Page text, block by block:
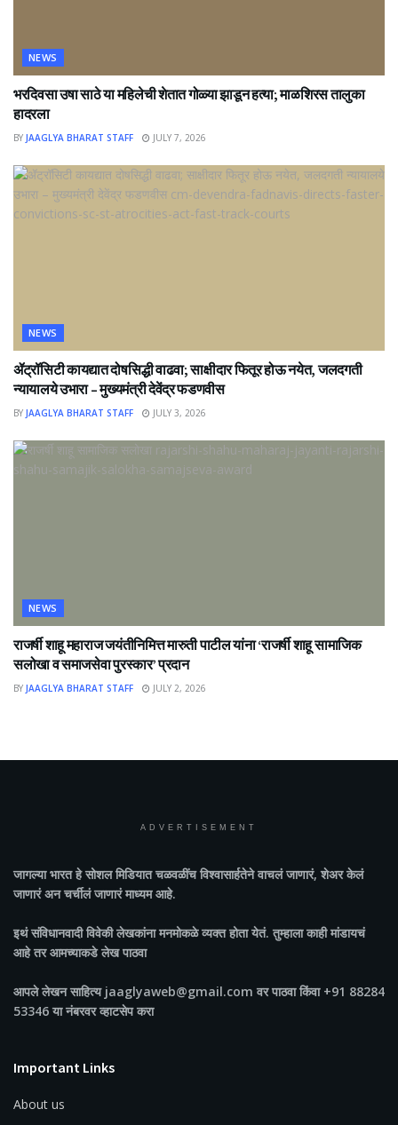
NEWS
भरदिवसा उषा साठे या महिलेची शेतात गोळ्या झाडून हत्या; माळशिरस तालुका
हादरला
BY JAAGLYA BHARAT STAFF JULY 7, 2026
NEWS
ॲट्रॉसिटी कायद्यात दोषसिद्धी वाढवा; साक्षीदार फितूर होऊ नयेत, जलदगती
न्यायालये उभारा – मुख्यमंत्री देवेंद्र फडणवीस
BY JAAGLYA BHARAT STAFF JULY 3, 2026
NEWS
राजर्षी शाहू महाराज जयंतीनिमित्त मारुती पाटील यांना ‘राजर्षी शाहू सामाजिक
सलोखा व समाजसेवा पुरस्कार’ प्रदान
BY JAAGLYA BHARAT STAFF JULY 2, 2026
ADVERTISEMENT
जागल्या भारतहे सोशल मिडियात चळवळींच विश्वासार्हतेने वाचलं जाणारं, शेअर केलं
जाणारं अन चर्चीलं जाणारं माध्यम आहे.
इथं संविधानवादी विवेकी लेखकांना मनमोकळे व्यक्त होता येतं. तुम्हाला काही मांडायचं
आहे तर आमच्याकडे लेख पाठवा
आपले लेखन साहित्य jaaglyaweb@gmail.com वर पाठवा किंवा +91 88284
53346 या नंबरवर व्हाटसेप करा
Important Links
About us